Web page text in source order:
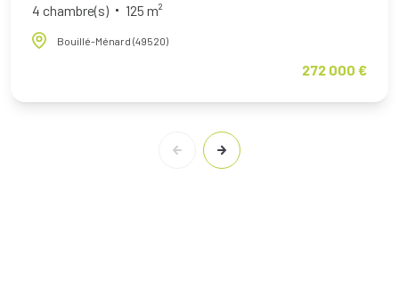
4 chambre(s)
125 m²
Bouillé-Ménard (49520)
272 000 €